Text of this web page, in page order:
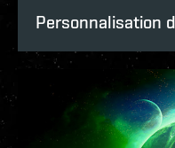
Personnalisation